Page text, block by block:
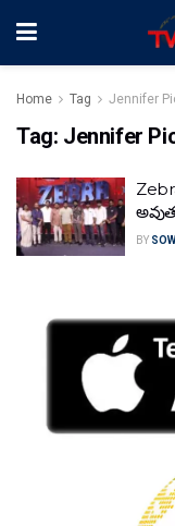
Home Tag Jennifer
Tag: Jennifer
BY